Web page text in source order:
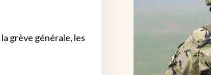
grève générale, les